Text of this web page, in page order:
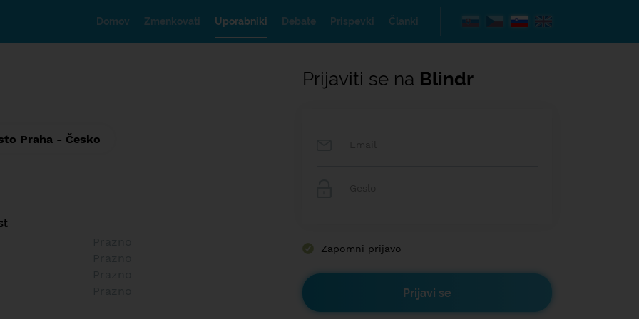
Domov Zmenkovati Uporabniki Debate Prispevki Članki
Praha - Česko
Prijaviti se na Blindr
Zapomni prijavo